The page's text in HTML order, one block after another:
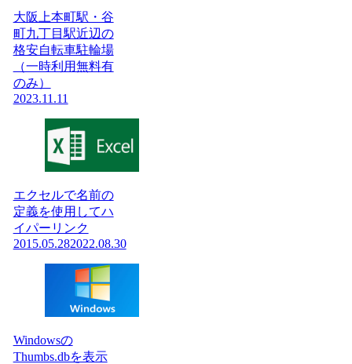
大阪上本町駅・谷
町九丁目駅近辺の
格安自転車駐輪場
（一時利用無料有
のみ）
2023.11.11
エクセルで名前の
定義を使用してハ
イパーリンク
2015.05.282022.08.30
Windowsの
Thumbs.dbを表示